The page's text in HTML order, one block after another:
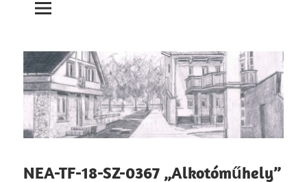
Életminőség-
Szolgáltatások
Intézménye
NEA-TF-18-SZ-0367 „Alkotóműhely”